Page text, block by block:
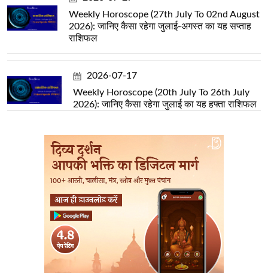
Weekly Horoscope (27th July To 02nd August
2026): जानिए कैसा रहेगा जुलाई-अगस्त का यह सप्ताह
राशिफल
2026-07-17
Weekly Horoscope (20th July To 26th July
2026): जानिए कैसा रहेगा जुलाई का यह हफ्ता राशिफल